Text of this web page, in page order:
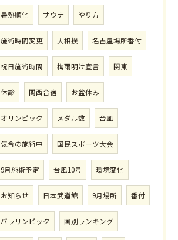
暑熱順化 サウナ やり方
施術時間変更 大相撲 名古屋場所番付
祝日施術時間 梅雨明け宣言 関東
休診 関西合宿 お盆休み
オリンピック メダル数 台風
気合の施術中 国民スポーツ大会
9月施術予定 台風10号 環境変化
お知らせ 日本武道館 9月場所 番付
パラリンピック 国別ランキング